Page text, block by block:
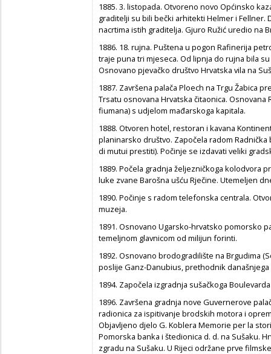
1885. 3. listopada. Otvoreno novo Općinsko
graditelji su bili bečki arhitekti Helmer i Fellner.
nacrtima istih graditelja. Gjuro Ružić uredio na
1886. 18. rujna. Puštena u pogon Rafinerija
traje puna tri mjeseca. Od lipnja do rujna bila
Osnovano pjevačko društvo Hrvatska vila na
1887. Završena palača Ploech na Trgu Žabica
Trsatu osnovana Hrvatska čitaonica.
fiumana) s udjelom mađarskoga kapitala.
1888. Otvoren hotel, restoran i kavana
planinarsko društvo. Započela radom
di mutui prestiti). Počinje se izdavati veliki
1889. Počela gradnja željezničkoga kolodvora
luke zvane Barošna ušću Rječine. Utemeljen
1890. Počinje s radom telefonska centrala.
muzeja.
1891. Osnovano Ugarsko-hrvatsko pomorsko
temeljnom glavnicom od milijun forinti.
1892. Osnovano brodogradilište na Brgudima
poslije Ganz-Danubius, prethodnik današnjega
1894. Započela izgradnja sušačkoga
1896. Završena gradnja nove Guvernerove
radionica za ispitivanje brodskih motora i
Objavljeno djelo G. Koblera Memorie per la
Pomorska banka i štedionica d. d. na Sušaku.
zgradu na Sušaku. U Rijeci održane prve